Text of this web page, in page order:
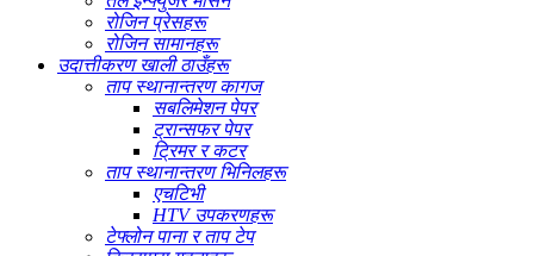
रोजिन प्रेसहरू
रोजिन सामानहरू
उदात्तीकरण खाली ठाउँहरू
ताप स्थानान्तरण कागज
सबलिमेशन पेपर
ट्रान्सफर पेपर
ट्रिमर र कटर
ताप स्थानान्तरण भिनिलहरू
एचटिभी
HTV उपकरणहरू
टेफ्लोन पाना र ताप टेप